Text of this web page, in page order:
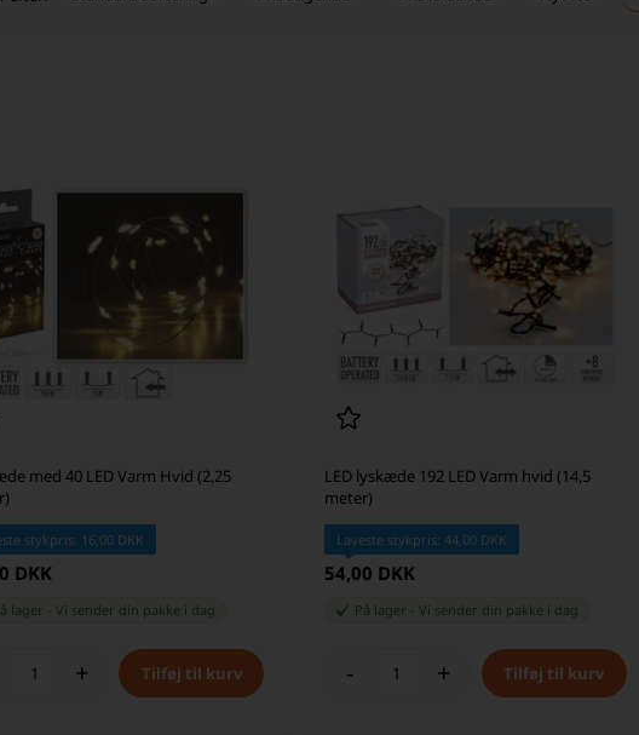
med 40 LED Varm Hvid (2,25
stykpris: 16,00 DKK
DKK
lager -Vi sender din pakke i dag
+
LED lyskæde 192 LED Varm hvid (14,5
meter)
Laveste stykpris: 44,00 DKK
54,00 DKK
På lager Vi sender din pakke i dag
- +